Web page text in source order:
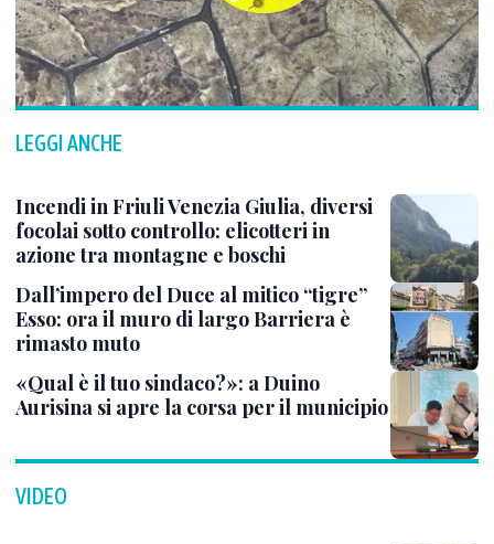
LEGGI ANCHE
Incendi in Friuli Venezia Giulia, diversi
focolai sotto controllo: elicotteri in
azione tra montagne e boschi
Dall’impero del Duce al mitico “tigre”
Esso: ora il muro di largo Barriera è
rimasto muto
«Qual è il tuo sindaco?»: a Duino
Aurisina si apre la corsa per il municipio
VIDEO